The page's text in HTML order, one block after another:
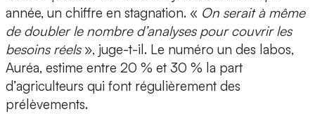
année, un chiffre en stagnation. « On serait à même
de doubler le nombre d’analyses pour couvrir les
besoins réels», juge-t-il. Le numéro un des labos,
Auréa, estime entre 20 % et 30 % la part
d’agriculteurs qui font régulièrement des
prélèvements.